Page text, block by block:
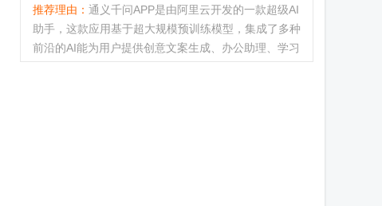
推荐理由： 通义千问APP是由阿里云开发的一款超级AI
助手，这款应用基于超大规模预训练模型，集成了多种
前沿的AI能为用户提供创意文案生成、办公助理、学习